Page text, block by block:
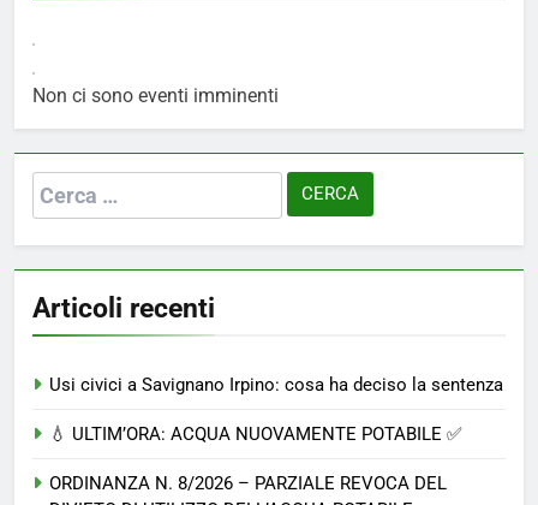
Non ci sono eventi imminenti
Ricerca
per:
Articoli recenti
Usi civici a Savignano Irpino: cosa ha deciso la sentenza
💧 ULTIM’ORA: ACQUA NUOVAMENTE POTABILE ✅
ORDINANZA N. 8/2026 – PARZIALE REVOCA DEL